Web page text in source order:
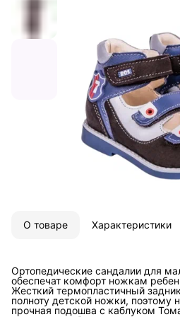
О товаре Характеристики
Ортопедические сандалии для
обеспечат комфорт ножкам
Жесткий термопластичный
полноту детской ножки, поэтому
прочная подошва с каблуком